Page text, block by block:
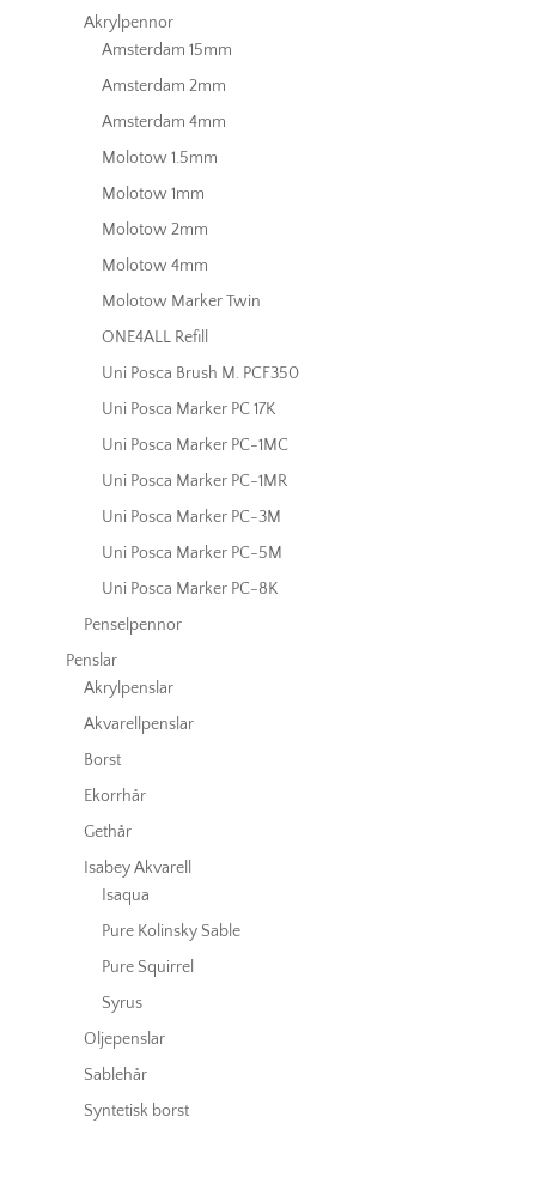
Akrylpennor
Amsterdam 15mm
Amsterdam 2mm
Amsterdam 4mm
Molotow 1.5mm
Molotow 1mm
Molotow 2mm
Molotow 4mm
Molotow Marker Twin
ONE4ALL Refill
Uni Posca Brush M. PCF350
Uni Posca Marker PC 17K
Uni Posca Marker PC-1MC
Uni Posca Marker PC-1MR
Uni Posca Marker PC-3M
Uni Posca Marker PC-5M
Uni Posca Marker PC-8K
Penselpennor
Penslar
Akrylpenslar
Akvarellpenslar
Borst
Ekorrhår
Gethår
Isabey Akvarell
Isaqua
Pure Kolinsky Sable
Pure Squirrel
Syrus
Oljepenslar
Sablehår
Syntetisk borst